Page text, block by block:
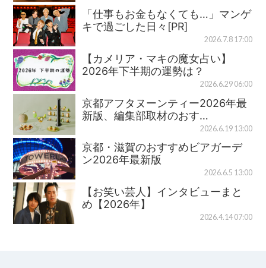
「仕事もお金もなくても…」マンゲ
キで過ごした日々[PR]
2026.7.8 17:00
【カメリア・マキの魔女占い】
2026年下半期の運勢は？
2026.6.29 06:00
京都アフタヌーンティー2026年最
新版、編集部取材のおす…
2026.6.19 13:00
京都・滋賀のおすすめビアガーデ
ン2026年最新版
2026.6.5 13:00
【お笑い芸人】インタビューまと
め【2026年】
2026.4.14 07:00